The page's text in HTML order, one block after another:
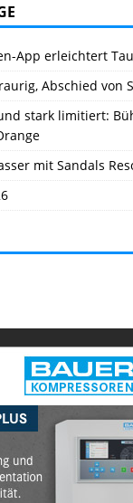
App erleichtert
Abschied von
stark limitiert:
mit Sandals